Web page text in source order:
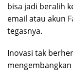
bisa jadi beralih
email atau akun
tegasnya.
Inovasi tak